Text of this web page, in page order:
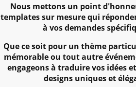
Nous mettons un point
templates sur mesure qui
à vos demandes
Que ce soit pour un thème
mémorable ou tout autre
engageons à traduire vos idées
designs uniques et